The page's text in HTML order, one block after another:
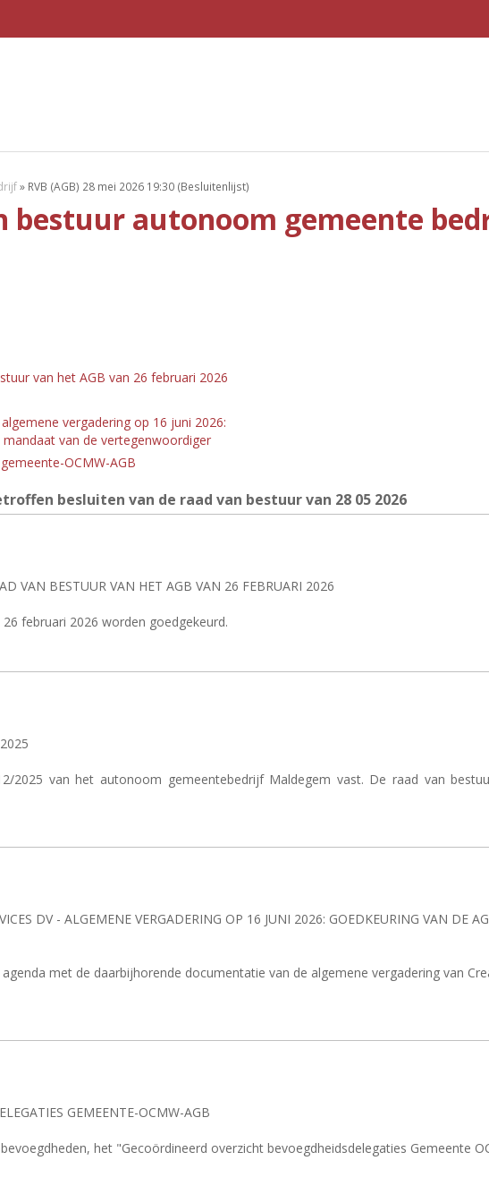
» RVB (AGB) 28 mei 2026 19:30 (Besluitenlijst)
bestuur autonoom gemeente
van het AGB van 26 februari 2026
vergadering op 16 juni 2026:
van de vertegenwoordiger
OCMW-AGB
besluiten van de raad van bestuur van 28 05 2026
VAN BESTUUR VAN HET AGB VAN 26 FEBRUARI 2026
februari 2026 worden goedgekeurd.
2025 van het autonoom gemeentebedrijf Maldegem vast. De raad van
DV - ALGEMENE VERGADERING OP 16 JUNI 2026: GOEDKEURING VAN DE
met de daarbijhorende documentatie van de algemene vergadering van
GEMEENTE-OCMW-AGB
het "Gecoördineerd overzicht bevoegdheidsdelegaties Gemeente